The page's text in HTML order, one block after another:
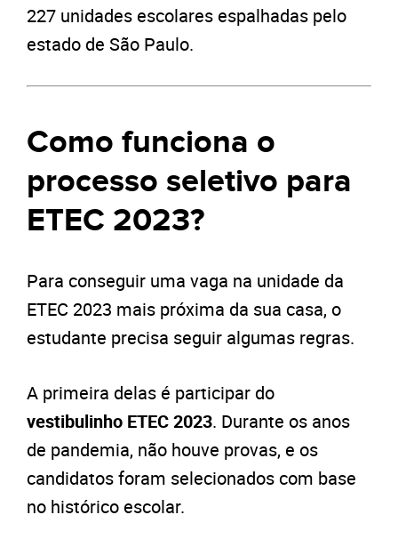
227 unidades escolares espalhadas pelo
estado de São Paulo.
Como funciona o
processo seletivo para
ETEC 2023?
Para conseguir uma vaga na unidade da
ETEC 2023 mais próxima da sua casa, o
estudante precisa seguir algumas regras.
A primeira delas é participar do
vestibulinho ETEC 2023. Durante os anos
de pandemia, não houve provas, e os
candidatos foram selecionados com base
no histórico escolar.